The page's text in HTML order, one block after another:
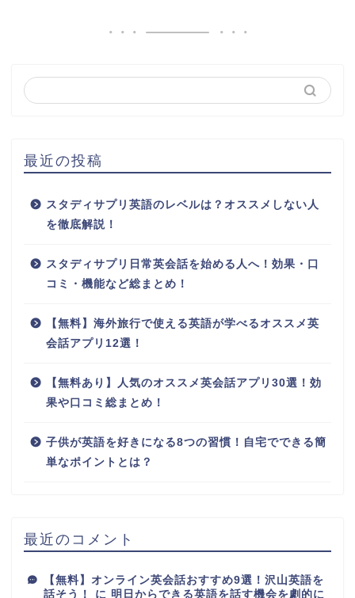
最近の投稿
スタディサプリ英語のレベルは？オススメしない人
を徹底解説！
スタディサプリ日常英会話を始める人へ！効果・口
コミ・機能など総まとめ！
【無料】海外旅行で使える英語が学べるオススメ英
会話アプリ12選！
【無料あり】人気のオススメ英会話アプリ30選！効
果や口コミ総まとめ！
子供が英語を好きになる8つの習慣！自宅でできる簡
単なポイントとは？
最近のコメント
【無料】オンライン英会話おすすめ9選！沢山英語を
話そう！
に 明日からできる英語を話す機会を劇的に